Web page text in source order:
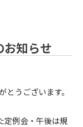
知らせ
うございます。
定例会・午後は規